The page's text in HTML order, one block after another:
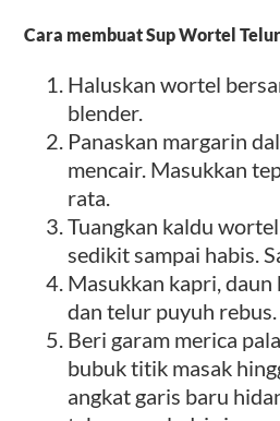
Cara membuat Sup Wortel
Haluskan wortel
blender.
Panaskan margarin
mencair. Masukkan
rata.
Tuangkan kaldu
sedikit sampai habis.
Masukkan kapri, daun
dan telur puyuh rebus.
Beri garam merica
bubuk titik masak
angkat garis baru